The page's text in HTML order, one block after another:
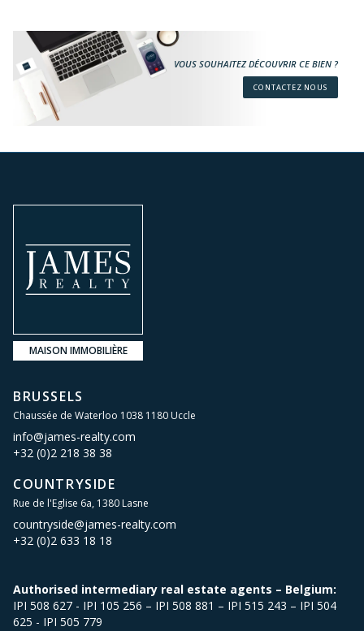
VOUS SOUHAITEZ DÉCOUVRIR CE BIEN ?
CONTACTEZ NOUS
MAISON IMMOBILIÈRE
BRUSSELS
Chaussée de Waterloo 1038 1180 Uccle
info@james-realty.com
+32 (0)2 218 38 38
COUNTRYSIDE
Rue de l'Eglise 6a, 1380 Lasne
countryside@james-realty.com
+32 (0)2 633 18 18
Authorised intermediary real estate agents – Belgium:
IPI 508 627 - IPI 105 256 – IPI 508 881 – IPI 515 243 – IPI 504
625 - IPI 505 779